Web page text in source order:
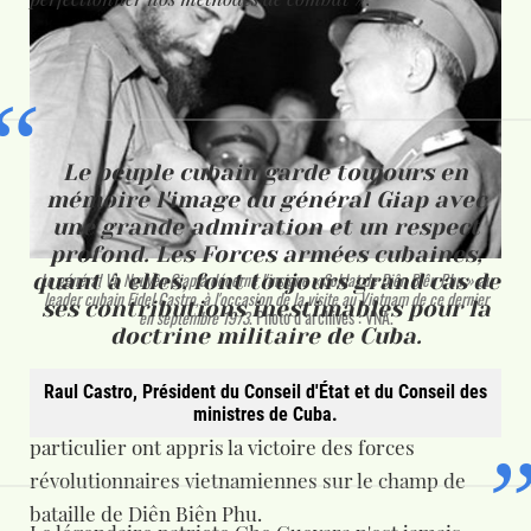
Le général Vo Nguyên Giap a décerné l'insigne « Soldat de Diên Biên Phu » au
leader cubain Fidel Castro, à l'occasion de la visite au Vietnam de ce dernier
en septembre 1973. Photo d’archives : VNA.
Grâce à différentes sources d'informations, les
peuples d'Amérique latine en général et de Cuba en
particulier ont appris la victoire des forces
révolutionnaires vietnamiennes sur le champ de
bataille de Diên Biên Phu.
Le peuple cubain garde toujours en
mémoire l'image du général Giap avec
une grande admiration et un respect
profond. Les Forces armées cubaines,
quant à elles, font toujours grand cas de
ses contributions inestimables pour la
doctrine militaire de Cuba.
Raul Castro, Président du Conseil d'État et du Conseil des
ministres de Cuba.